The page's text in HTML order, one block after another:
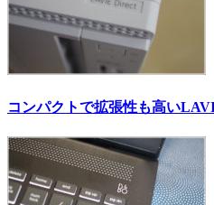
コンパクトで拡張性も高い